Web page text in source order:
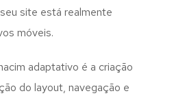
site está realmente
móveis.
adaptativo é a criação
do layout, navegação e